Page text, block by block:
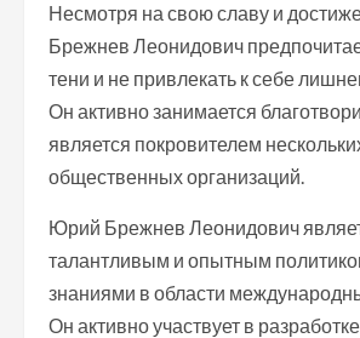
Несмотря на свою славу и
Брежнев Леонидович
тени и не привлекать к себе
Он активно занимается
является покровителем
общественных организаций.
Юрий Брежнев Леонидович
талантливым и опытным
знаниями в области
Он активно участвует в